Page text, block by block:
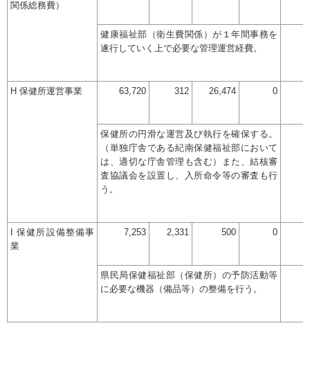
関係総務費）
健康福祉部（衛生費関係）が１年間事務を
遂行していく上で必要な管理運営経費。
H 保健所運営事業 63,720 312 26,474 0
保健所の円滑な運営及び執行を確保する。
（単独庁舎である紀南保健福祉部において
は、適切な庁舎管理も含む）また、結核審
査協議会を設置し、入所命令等の審査も行
う。
I 保健所設備整備事
業
7,253 2,331 500 0
県民局保健福祉部（保健所）の予防活動等
に必要な機器（備品等）の整備を行う。